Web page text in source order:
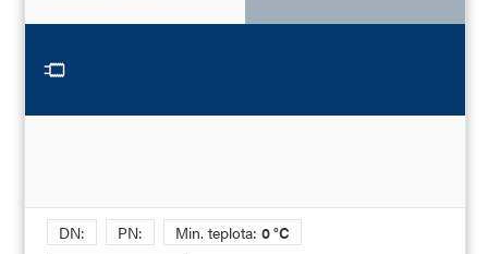
DN: PN: Min. teplota:0 °C